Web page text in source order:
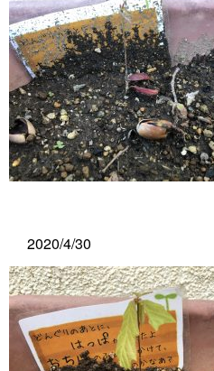
2020/4/30